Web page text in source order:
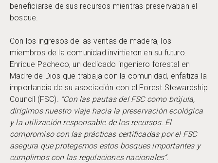
beneficiarse de sus recursos mientras preservaban el
bosque.
Con los ingresos de las ventas de madera, los
miembros de la comunidad invirtieron en su futuro.
Enrique Pacheco, un dedicado ingeniero forestal en
Madre de Dios que trabaja con la comunidad, enfatiza la
importancia de su asociación con el Forest Stewardship
Council (FSC). “Con las pautas del FSC como brújula,
dirigimos nuestro viaje hacia la preservación ecológica
y la utilización responsable de los recursos. El
compromiso con las prácticas certificadas por el FSC
asegura que protegemos estos bosques importantes y
cumplimos con las regulaciones nacionales”.